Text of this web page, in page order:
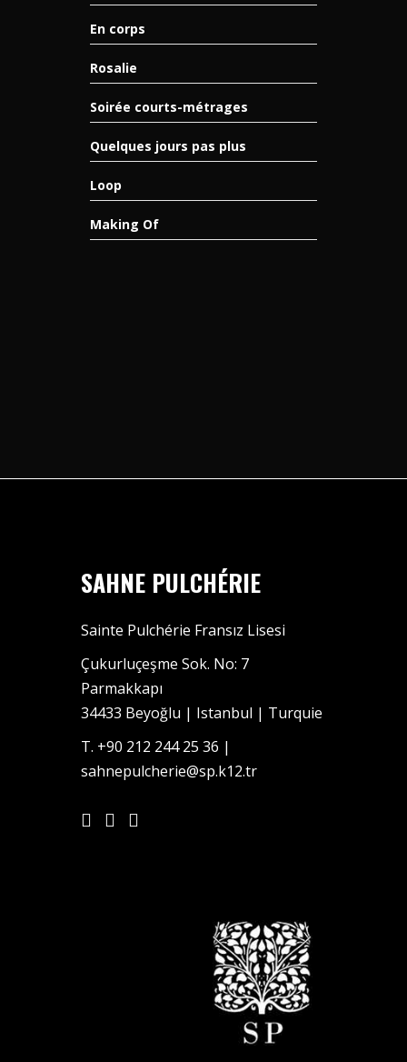
En corps
Rosalie
Soirée courts-métrages
Quelques jours pas plus
Loop
Making Of
SAHNE PULCHÉRIE
Sainte Pulchérie Fransız Lisesi
Çukurluçeşme Sok. No: 7
Parmakkapı
34433 Beyoğlu | Istanbul | Turquie
T. +90 212 244 25 36 |
sahnepulcherie@sp.k12.tr